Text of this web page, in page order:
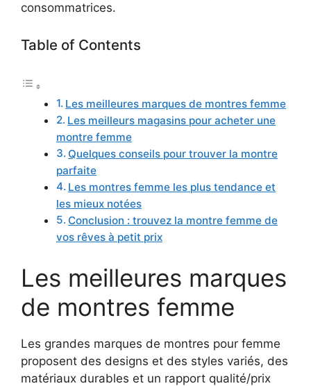
consommatrices.
Table of Contents
Les meilleures marques de montres femme
Les meilleurs magasins pour acheter une
montre femme
Quelques conseils pour trouver la montre
parfaite
Les montres femme les plus tendance et
les mieux notées
Conclusion : trouvez la montre femme de
vos rêves à petit prix
Les meilleures marques
de montres femme
Les grandes marques de montres pour femme
proposent des designs et des styles variés, des
matériaux durables et un rapport qualité/prix